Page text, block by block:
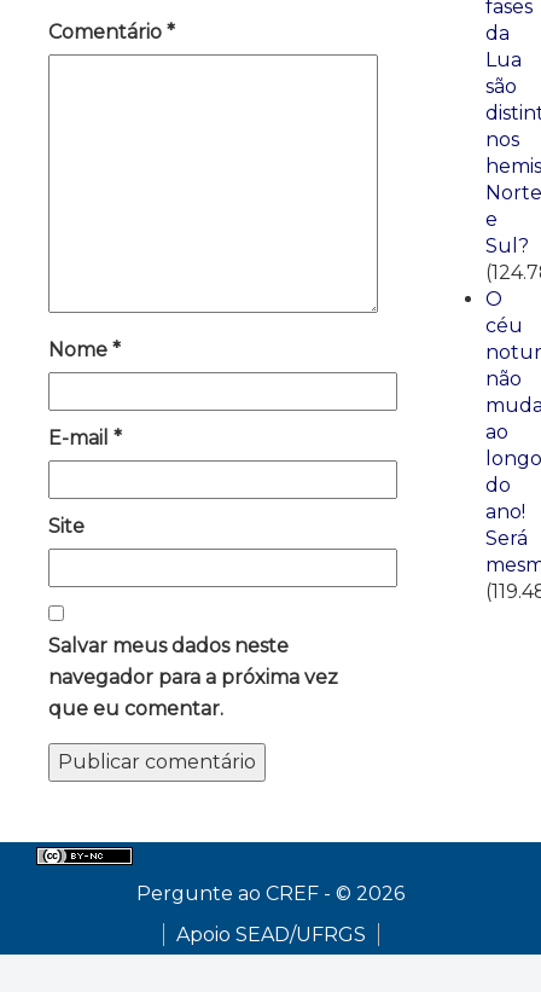
Comentário *
Nome *
E-mail *
Site
Salvar meus dados neste
navegador para a próxima vez
que eu comentar.
fases
da
Lua
são
nos
Norte
e
Sul?
O
céu
não
ao
longo
do
ano!
Será
Pergunte ao CREF - © 2026
Apoio SEAD/UFRGS